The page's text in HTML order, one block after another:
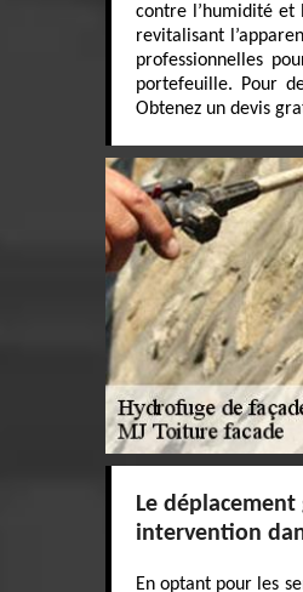
contre l’humidité et
revitalisant
professionnelles
portefeuille. Pour
Obtenez un devis
Le
intervention
En optant pour les